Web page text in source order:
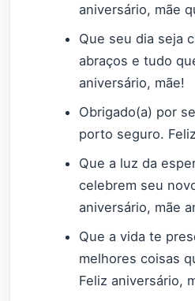
aniversário, mãe
Que seu dia seja
abraços e tudo
aniversário, mãe!
Obrigado(a) por
porto seguro.
Que a luz da
celebrem seu
aniversário, mãe
Que a vida te
melhores coisas
Feliz aniversário,